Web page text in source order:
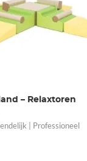
– Relaxtoren
| Professioneel